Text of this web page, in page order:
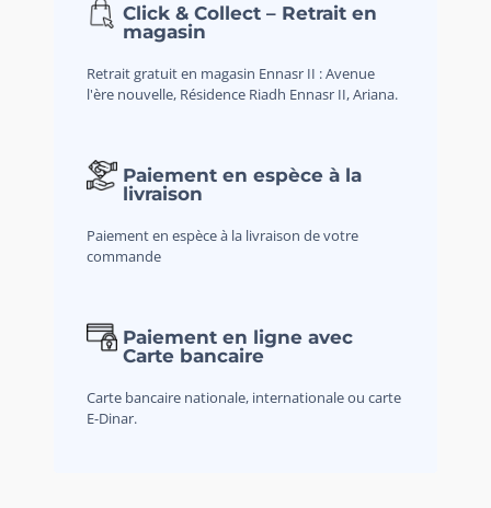
Click & Collect – Retrait en
magasin
Retrait gratuit en magasin Ennasr II : Avenue
l'ère nouvelle, Résidence Riadh Ennasr II, Ariana.
Paiement en espèce à la
livraison
Paiement en espèce à la livraison de votre
commande
Paiement en ligne avec
Carte bancaire
Carte bancaire nationale, internationale ou carte
E-Dinar.